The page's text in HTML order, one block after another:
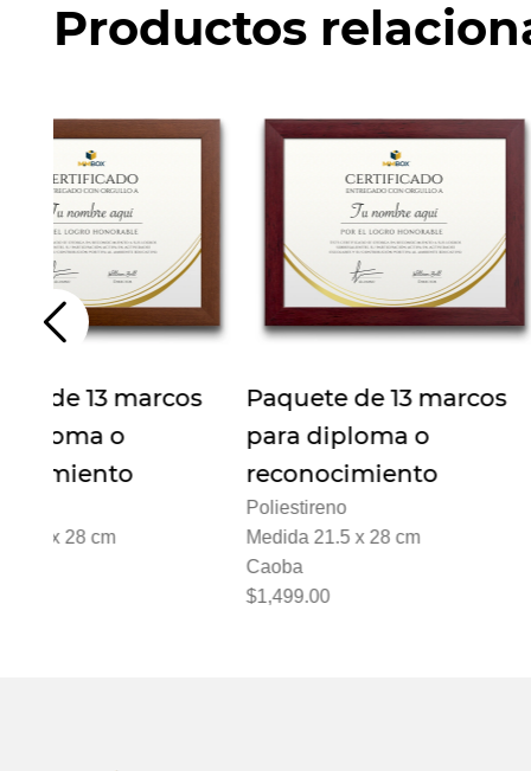
Productos
Paquete de 13 marcos
para diploma o
reconocimiento
Medida 21.5 x 28 cm
Paquete de
para diploma
Medida 21.5 x 28